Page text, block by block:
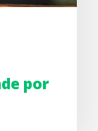
por